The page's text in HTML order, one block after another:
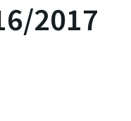
2017